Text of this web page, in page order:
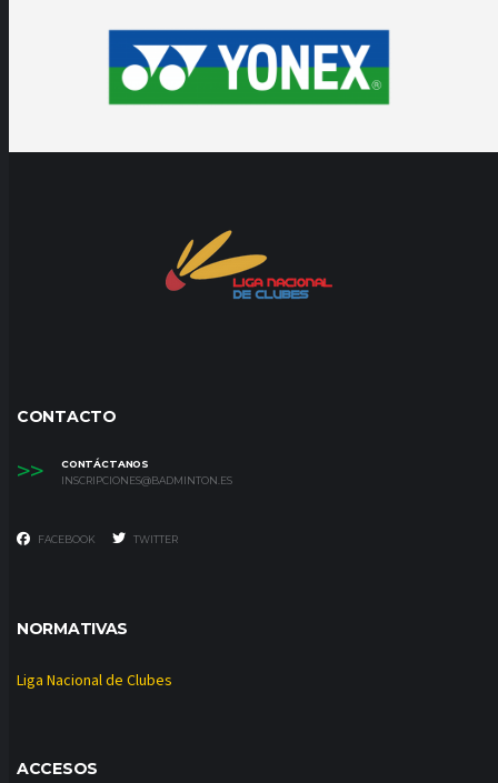
CONTACTO
>>
CONTÁCTANOS
INSCRIPCIONES@BADMINTON.ES
FACEBOOK TWITTER
NORMATIVAS
Liga Nacional de Clubes
ACCESOS